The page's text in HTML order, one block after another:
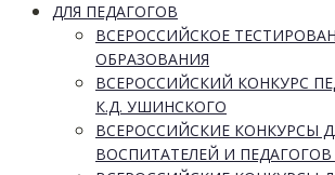
ДЛЯ ПЕДАГОГОВ
ВСЕРОССИЙСКОЕ
ОБРАЗОВАНИЯ
ВСЕРОССИЙСКИЙ КОНКУРС
К.Д. УШИНСКОГО
ВСЕРОССИЙСКИЕ КОНКУРСЫ
ВОСПИТАТЕЛЕЙ И